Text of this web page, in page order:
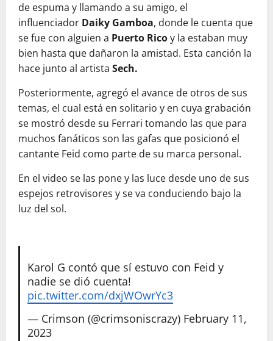
de espuma y llamando a su amigo, el
influenciador Daiky Gamboa, donde le cuenta que
se fue con alguien a Puerto Ricoy la estaban muy
bien hasta que dañaron la amistad. Esta canción la
hace junto al artista Sech.
Posteriormente, agregó el avance de otros de sus
temas, el cual está en solitario y en cuya grabación
se mostró desde su Ferrari tomando las que para
muchos fanáticos son las gafas que posicionó el
cantante Feid como parte de su marca personal.
En el video se las pone y las luce desde uno de sus
espejos retrovisores y se va conduciendo bajo la
luz del sol.
Karol G contó que sí estuvo con Feid y
nadie se dió cuenta!
pic.twitter.com/dxjWOwrYc3
— Crimson (@crimsoniscrazy) February 11,
2023